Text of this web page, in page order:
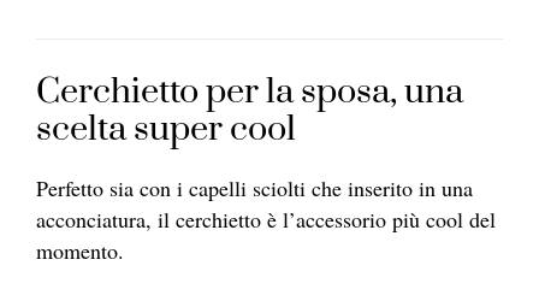
Cerchietto per la sposa, una
scelta super cool
Perfetto sia con i capelli sciolti che inserito in una
acconciatura, il cerchietto è l’accessorio più cool del
momento.